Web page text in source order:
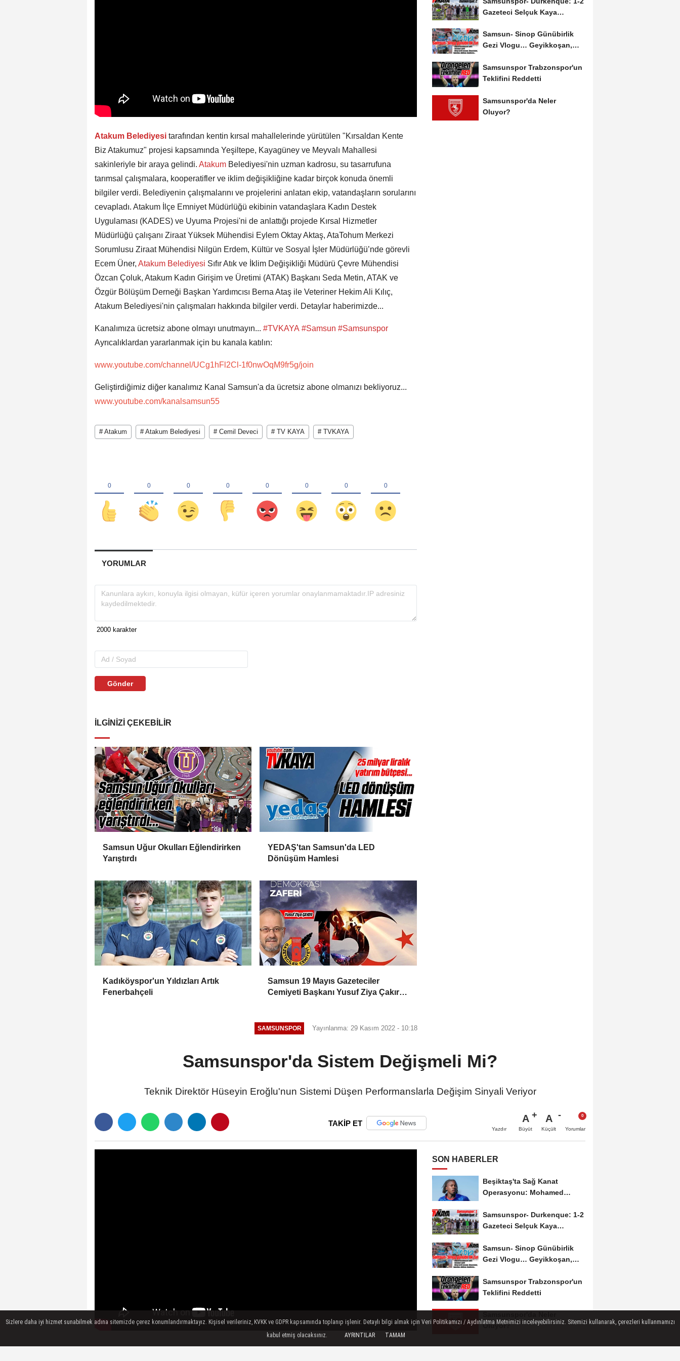
Atakum Belediyesi tarafından kentin kırsal mahallelerinde yürütülen "Kırsaldan Kente
Biz Atakumuz" projesi kapsamında Yeşiltepe, Kayagüney ve Meyvalı Mahallesi
sakinleriyle bir araya gelindi. Atakum Belediyesi'nin uzman kadrosu, su tasarrufuna
tarımsal çalışmalara, kooperatifler ve iklim değişikliğine kadar birçok konuda önemli
bilgiler verdi. Belediyenin çalışmalarını ve projelerini anlatan ekip, vatandaşların sorularını
cevapladı. Atakum İlçe Emniyet Müdürlüğü ekibinin vatandaşlara Kadın Destek
Uygulaması (KADES) ve Uyuma Projesi'ni de anlattığı projede Kırsal Hizmetler
Müdürlüğü çalışanı Ziraat Yüksek Mühendisi Eylem Oktay Aktaş, AtaTohum Merkezi
Sorumlusu Ziraat Mühendisi Nilgün Erdem, Kültür ve Sosyal İşler Müdürlüğü’nde görevli
Ecem Üner, Atakum Belediyesi Sıfır Atık ve İklim Değişikliği Müdürü Çevre Mühendisi
Özcan Çoluk, Atakum Kadın Girişim ve Üretimi (ATAK) Başkanı Seda Metin, ATAK ve
Özgür Bölüşüm Derneği Başkan Yardımcısı Berna Ataş ile Veteriner Hekim Ali Kılıç,
Atakum Belediyesi'nin çalışmaları hakkında bilgiler verdi. Detaylar haberimizde...
Kanalımıza ücretsiz abone olmayı unutmayın... #TVKAYA #Samsun #Samsunspor
Ayrıcalıklardan yararlanmak için bu kanala katılın:
www.youtube.com/channel/UCg1hFl2Cl-1f0nwOqM9fr5g/join
Geliştirdiğimiz diğer kanalımız Kanal Samsun'a da ücretsiz abone olmanızı bekliyoruz...
www.youtube.com/kanalsamsun55
# Atakum # Atakum Belediyesi # Cemil Deveci # TV KAYA # TVKAYA
YORUMLAR
Gönder
İLGINIZI ÇEKEBILIR
Samsun Uğur Okulları Eğlendirirken
Yarıştırdı
YEDAŞ'tan Samsun'da LED
Dönüşüm Hamlesi
Kadıköyspor'un Yıldızları Artık
Fenerbahçeli
Samsun 19 Mayıs Gazeteciler
Cemiyeti Başkanı Yusuf Ziya Çakır:
Gazeteci Selçuk Kaya
Samsun- Sinop Günübirlik
Gezi Vlogu… Geyikkoşan,
Samsunspor Trabzonspor'un
Teklifini Reddetti
Samsunspor'da Neler
Oluyor?
SAMSUNSPOR Yayınlanma: 29 Kasım 2022 - 10:18
Samsunspor'da Sistem Değişmeli Mi?
Teknik Direktör Hüseyin Eroğlu'nun Sistemi Düşen Performanslarla Değişim Sinyali Veriyor
TAKİP ET
Yazdır
A
Büyüt
A
Küçült Yorumlar
SON HABERLER
Beşiktaş'ta Sağ Kanat
Operasyonu: Mohamed
Samsunspor- Durkenque: 1-2
Gazeteci Selçuk Kaya
Samsun- Sinop Günübirlik
Gezi Vlogu… Geyikkoşan,
Samsunspor Trabzonspor'un
Teklifini Reddetti
Oluyor?
Sizlere daha iyi hizmet sunabilmek adına sitemizde çerez konumlandırmaktayız. Kişisel verileriniz, KVKK ve GDPR kapsamında toplanıp işlenir. Detaylı bilgi almak için Veri Politikamızı / Aydınlatma Metnimizi inceleyebilirsiniz. Sitemizi kullanarak, çerezleri kullanmamızı
kabul etmiş olacaksınız.
AYRINTILAR TAMAM